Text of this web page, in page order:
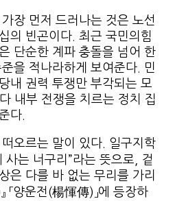
장 먼저 드러나는 것은 노선
의 빈곤이다. 최근 국민의힘
단순한 계파 충돌을 넘어 한
을 적나라하게 보여준다. 민
내 권력 투쟁만 부각되는 모
내부 전쟁을 치르는 정치 집
다.
오르는 말이 있다. 일구지학
는 너구리”라는 뜻으로, 겉
은 다를 바 없는 무리를 가리
「양운전(楊惲傳)」에 등장하